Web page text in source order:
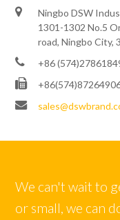
Ningbo DSW
1301-1302 No.5
road, Ningbo City,
+86
We can't wait to
or small, we can